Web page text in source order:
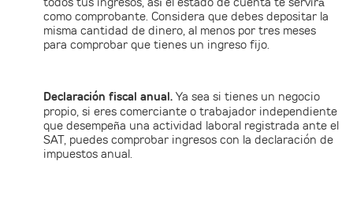
como comprobante. Considera que debes depositar la
misma cantidad de dinero, al menos por tres meses
para comprobar que tienes un ingreso fijo.
Declaración fiscal anual. Ya sea si tienes un negocio
propio, si eres comerciante o trabajador independiente
que desempeña una actividad laboral registrada ante el
SAT, puedes comprobar ingresos con la declaración de
impuestos anual.